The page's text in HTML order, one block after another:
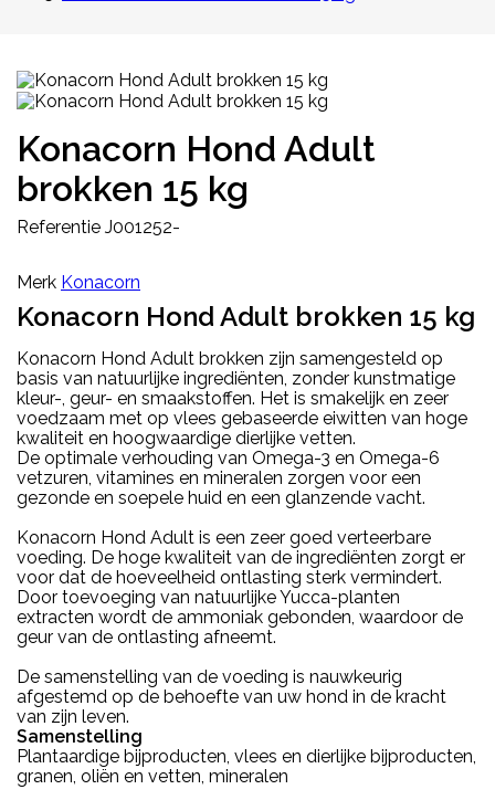
Konacorn Hond Adult
brokken 15 kg
Referentie J001252-
Merk Konacorn
Konacorn Hond Adult brokken 15 kg
Konacorn Hond Adult brokken zijn samengesteld op
basis van natuurlijke ingrediënten, zonder kunstmatige
kleur-, geur- en smaakstoffen. Het is smakelijk en zeer
voedzaam met op vlees gebaseerde eiwitten van hoge
kwaliteit en hoogwaardige dierlijke vetten.
De optimale verhouding van Omega-3 en Omega-6
vetzuren, vitamines en mineralen zorgen voor een
gezonde en soepele huid en een glanzende vacht.
Konacorn Hond Adult is een zeer goed verteerbare
voeding. De hoge kwaliteit van de ingrediënten zorgt er
voor dat de hoeveelheid ontlasting sterk vermindert.
Door toevoeging van natuurlijke Yucca-planten
extracten wordt de ammoniak gebonden, waardoor de
geur van de ontlasting afneemt.
De samenstelling van de voeding is nauwkeurig
afgestemd op de behoefte van uw hond in de kracht
van zijn leven.
Samenstelling
Plantaardige bijproducten, vlees en dierlijke bijproducten,
granen, oliën en vetten, mineralen